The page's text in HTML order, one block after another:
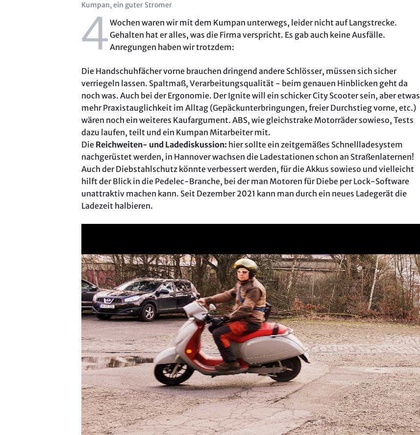
Kumpan, ein guter Stromer
4 Wochen waren wir mit dem Kumpan unterwegs, leider nicht auf Langstrecke.
Gehalten hat er alles, was die Firma verspricht. Es gab auch keine Ausfälle.
Anregungen haben wir trotzdem:
Die Handschuhfächer vorne brauchen dringend andere Schlösser, müssen sich sicher
verriegeln lassen. Spaltmaß, Verarbeitungsqualität - beim genauen Hinblicken geht da
noch was. Auch bei der Ergonomie. Der Ignite will ein schicker City Scooter sein, aber etwas
mehr Praxistauglichkeit im Alltag (Gepäckunterbringungen, freier Durchstieg vorne, etc.)
wären noch ein weiteres Kaufargument. ABS, wie gleichstrake Motorräder sowieso, Tests
dazu laufen, teilt und ein Kumpan Mitarbeiter mit.
Die Reichweiten- und Ladediskussion: hier sollte ein zeitgemäßes Schnellladesystem
nachgerüstet werden, in Hannover wachsen die Ladestationen schon an Straßenlaternen!
Auch der Diebstahlschutz könnte verbessert werden, für die Akkus sowieso und vielleicht
hilft der Blick in die Pedelec-Branche, bei der man Motoren für Diebe per Lock-Software
unattraktiv machen kann. Seit Dezember 2021 kann man durch ein neues Ladegerät die
Ladezeit halbieren.